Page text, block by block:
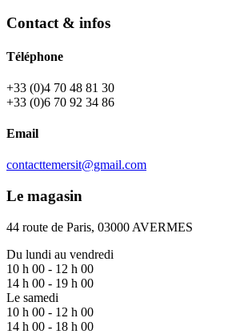
Contact & infos
Téléphone
+33 (0)4 70 48 81 30
+33 (0)6 70 92 34 86
Email
contacttemersit@gmail.com
Le magasin
44 route de Paris, 03000 AVERMES
Du lundi au vendredi
10 h 00 - 12 h 00
14 h 00 - 19 h 00
Le samedi
10 h 00 - 12 h 00
14 h 00 - 18 h 00